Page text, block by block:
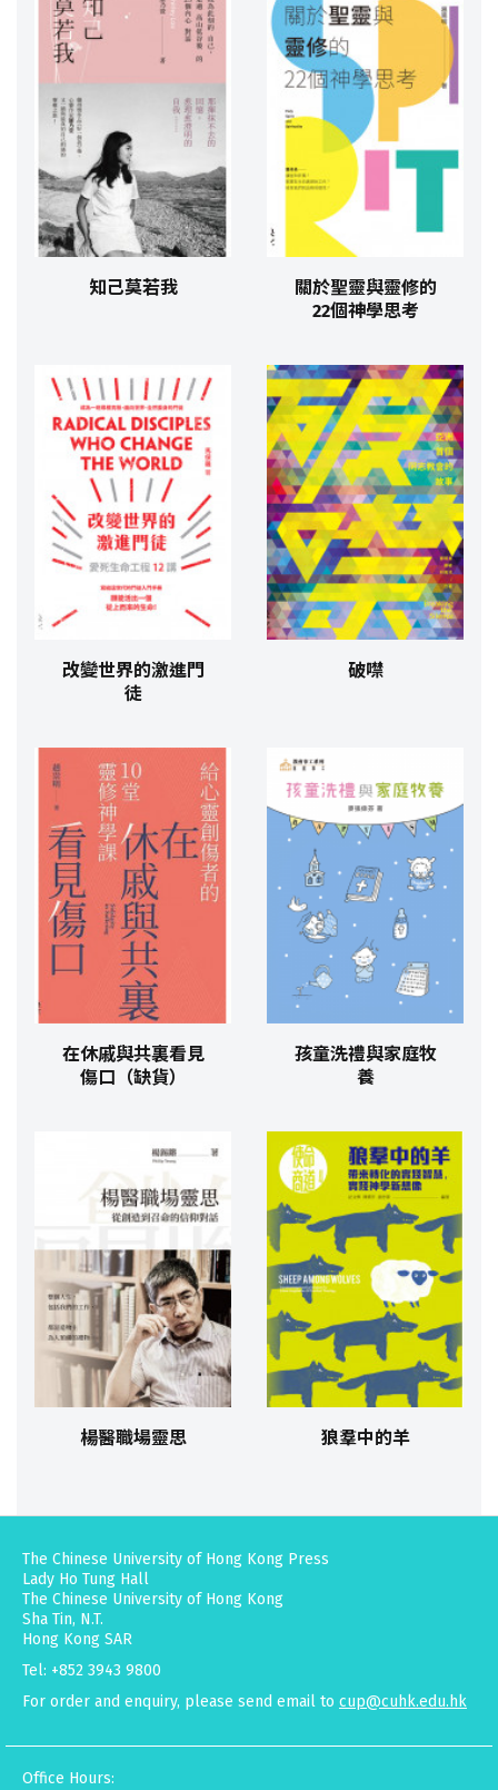
知己莫若我
關於聖靈與靈修的
22個神學思考​
改變世界的激進門
徒
破噤
在休戚與共裏看見
傷口（缺貨）
孩童洗禮與家庭牧
養
楊醫職場靈思 狼羣中的羊
The Chinese University of Hong Kong Press
Lady Ho Tung Hall
The Chinese University of Hong Kong
Sha Tin, N.T.
Hong Kong SAR
Tel: +852 3943 9800
For order and enquiry, please send email to cup@cuhk.edu.hk
Office Hours: